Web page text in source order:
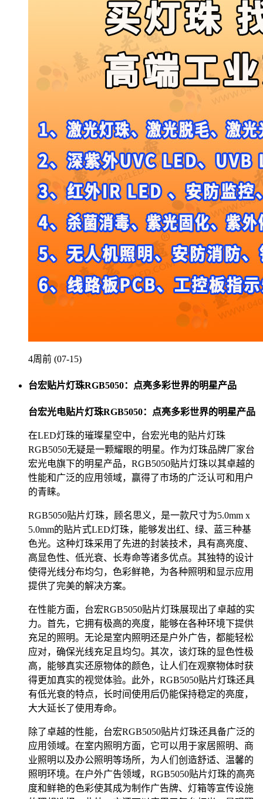
4周前 (07-15)
台宏贴片灯珠RGB5050：点亮多彩世界的明星产品
台宏光电贴片灯珠RGB5050：点亮多彩世界的明星产品
在LED灯珠的璀璨星空中，台宏光电的贴片灯珠
RGB5050无疑是一颗耀眼的明星。作为灯珠品牌厂家台
宏光电旗下的明星产品，RGB5050贴片灯珠以其卓越的
性能和广泛的应用领域，赢得了市场的广泛认可和用户
的青睐。
RGB5050贴片灯珠，顾名思义，是一款尺寸为5.0mm x
5.0mm的贴片式LED灯珠，能够发出红、绿、蓝三种基
色光。这种灯珠采用了先进的封装技术，具有高亮度、
高显色性、低光衰、长寿命等诸多优点。其独特的设计
使得光线分布均匀，色彩鲜艳，为各种照明和显示应用
提供了完美的解决方案。
在性能方面，台宏RGB5050贴片灯珠展现出了卓越的实
力。首先，它拥有极高的亮度，能够在各种环境下提供
充足的照明。无论是室内照明还是户外广告，都能轻松
应对，确保光线充足且均匀。其次，该灯珠的显色性极
高，能够真实还原物体的颜色，让人们在观察物体时获
得更加真实的视觉体验。此外，RGB5050贴片灯珠还具
有低光衰的特点，长时间使用后仍能保持稳定的亮度，
大大延长了使用寿命。
除了卓越的性能，台宏RGB5050贴片灯珠还具备广泛的
应用领域。在室内照明方面，它可以用于家居照明、商
业照明以及办公照明等场所，为人们创造舒适、温馨的
照明环境。在户外广告领域，RGB5050贴片灯珠的高亮
度和鲜艳的色彩使其成为制作广告牌、灯箱等宣传设施